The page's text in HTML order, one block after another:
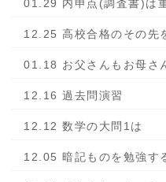
01.29 内申点(調査書)は
12.25 高校合格のその先
01.18 お父さんもお母さ
12.16 過去問演習
12.12 数学の大問1は
12.05 暗記ものを勉強す